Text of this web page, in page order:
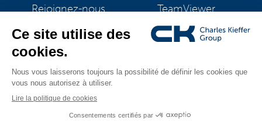
Rejoignez-nous TeamViewer
CK Support Mac / PC
©2026 CK Group
Tous droits réservés|Mentions légales
Politique de cookies|Gestion des cookies